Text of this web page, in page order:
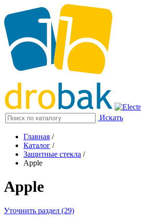
Искать
Главная /
Каталог /
Защитные стекла /
Apple
Apple
Уточнить раздел (29)